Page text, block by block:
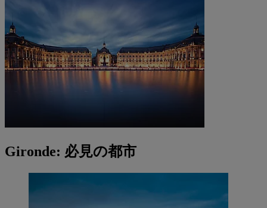
Gironde: 必見の都市